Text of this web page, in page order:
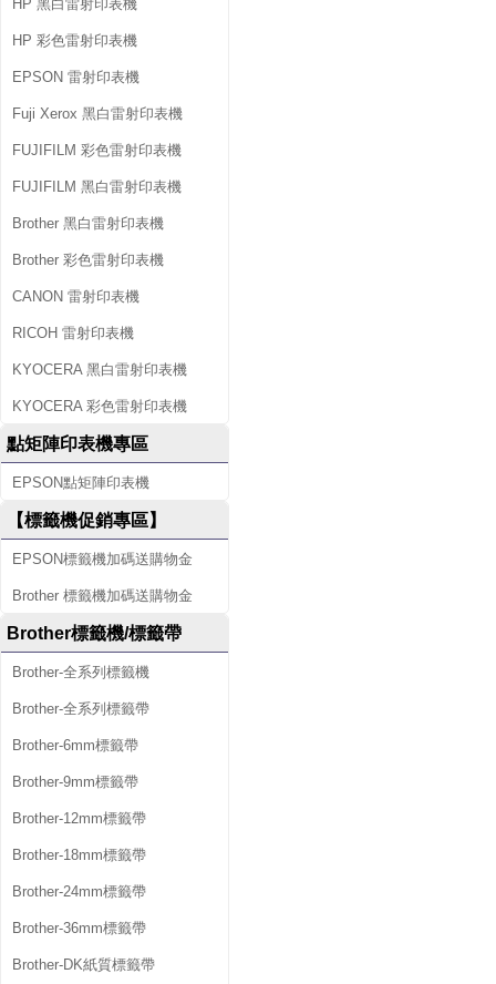
HP 黑白雷射印表機
HP 彩色雷射印表機
EPSON 雷射印表機
Fuji Xerox 黑白雷射印表機
FUJIFILM 彩色雷射印表機
FUJIFILM 黑白雷射印表機
Brother 黑白雷射印表機
Brother 彩色雷射印表機
CANON 雷射印表機
RICOH 雷射印表機
KYOCERA 黑白雷射印表機
KYOCERA 彩色雷射印表機
點矩陣印表機專區
EPSON點矩陣印表機
【標籤機促銷專區】
EPSON標籤機加碼送購物金
Brother 標籤機加碼送購物金
Brother標籤機/標籤帶
Brother-全系列標籤機
Brother-全系列標籤帶
Brother-6mm標籤帶
Brother-9mm標籤帶
Brother-12mm標籤帶
Brother-18mm標籤帶
Brother-24mm標籤帶
Brother-36mm標籤帶
Brother-DK紙質標籤帶